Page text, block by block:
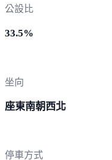
公設比
33.5%
坐向
座東南朝西北
停車方式